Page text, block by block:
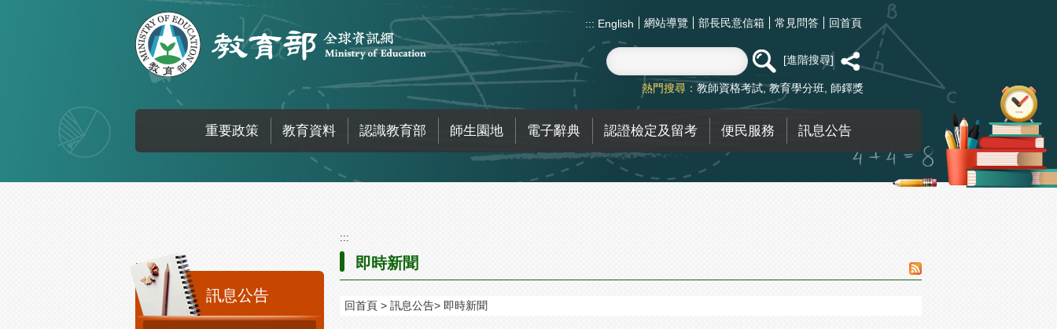
::: English 網站導覽 部長民意信箱 常見問答 回首頁
進階搜尋
熱門搜尋： 教師資格考試 教育學分班 師鐸獎
重要政策 教育資料 認識教育部 師生園地 電子辭典 認證檢定及留考 便民服務 訊息公告
:::
訊息公告
:::
即時新聞
回首頁 訊息公告 即時新聞